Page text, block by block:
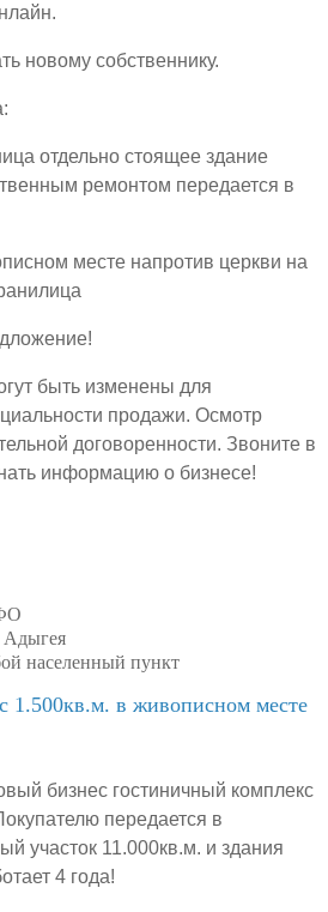
новому собственнику.
отдельно стоящее здание
ремонтом передается в
месте напротив церкви на
быть изменены для
продажи. Осмотр
договоренности. Звоните в
информацию о бизнесе!
Адыгея
населенный пункт
1.500кв.м. в живописном месте
бизнес гостиничный комплекс
передается в
участок 11.000кв.м. и здания
4 года!